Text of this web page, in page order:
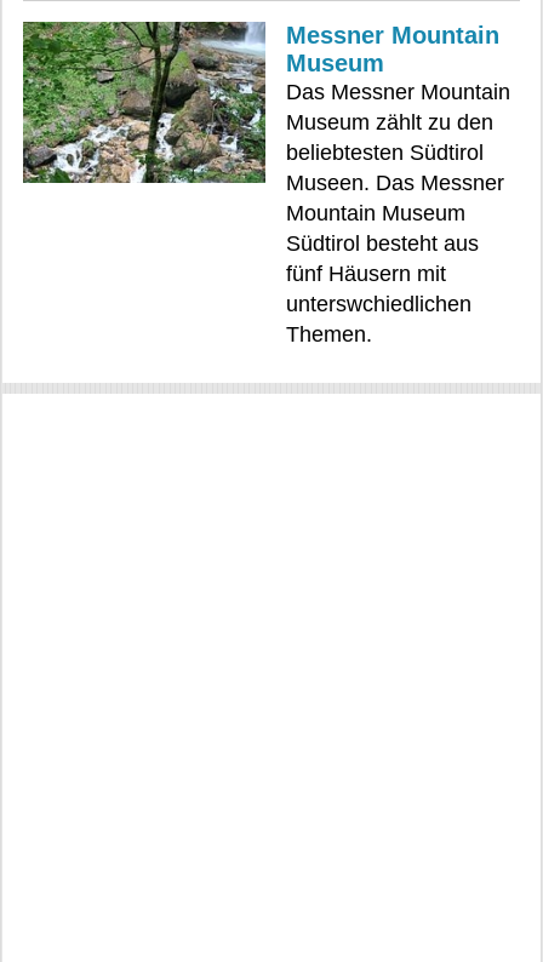
Messner Mountain
Museum
Das Messner Mountain
Museum zählt zu den
beliebtesten Südtirol
Museen. Das Messner
Mountain Museum
Südtirol besteht aus
fünf Häusern mit
unterswchiedlichen
Themen.